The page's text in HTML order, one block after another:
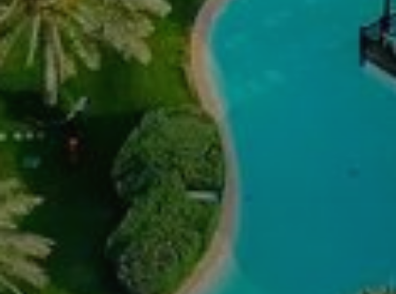
Продажа
Новостройки
AX Journal
Каталоги
Агенты